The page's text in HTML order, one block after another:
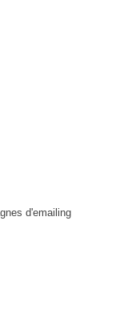
d'emailing